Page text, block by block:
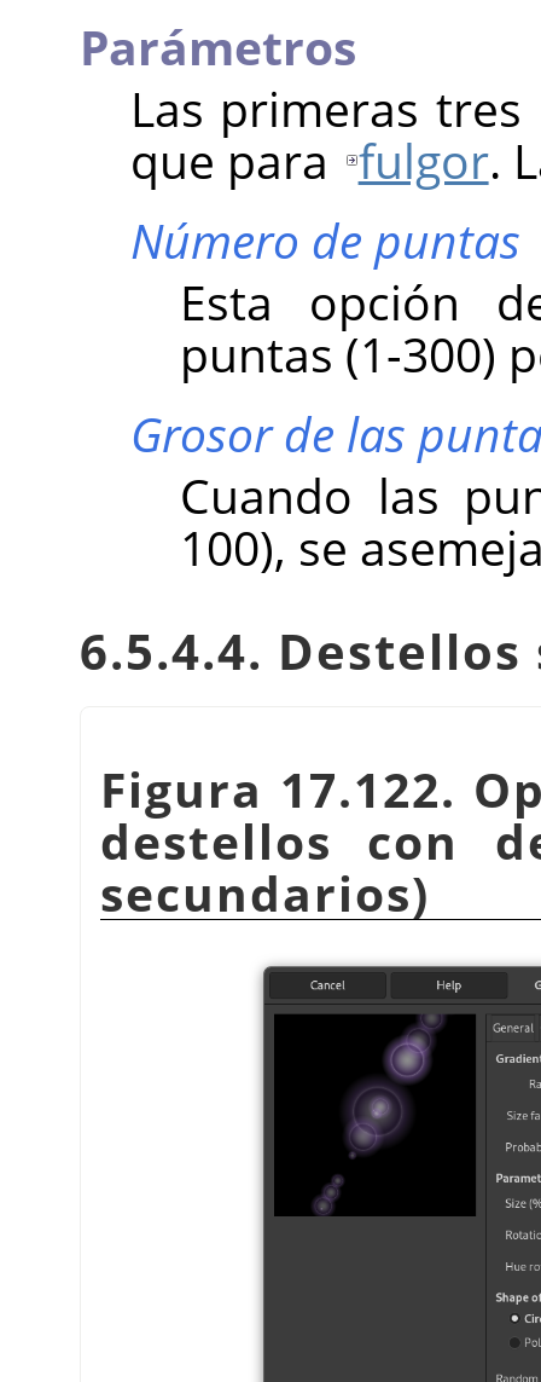
Parámetros
Las primeras
que para fulgor.
Número de puntas
Esta opción
puntas (1-300)
Grosor de las
Cuando las
100), se
6.5.4.4.
Figura 17.122.
destellos con
secundarios)